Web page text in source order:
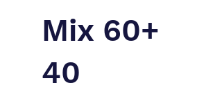
Mix 60+
40